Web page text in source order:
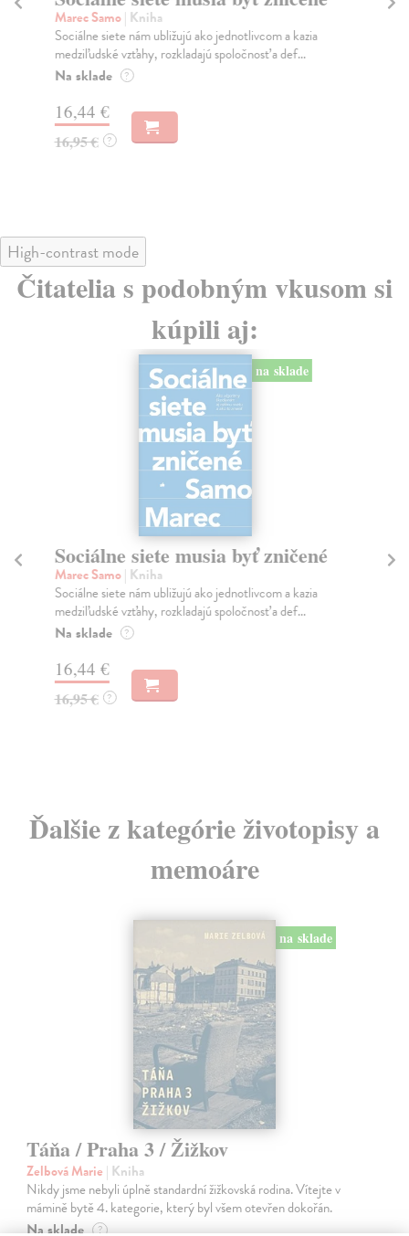
Marec Samo| Kniha
Sociálne siete nám ubližujú ako jednotlivcom a kazia
medziľudské vzťahy, rozkladajú spoločnosť a def...
Na sklade ?
16,44 €
16,95 € ?
High-contrast mode
Čitatelia s podobným vkusom si
kúpili aj:
na sklade
Sociálne siete musia byť zničené
Marec Samo| Kniha
Sociálne siete nám ubližujú ako jednotlivcom a kazia
medziľudské vzťahy, rozkladajú spoločnosť a def...
Na sklade ?
16,44 €
16,95 € ?
Ďalšie z kategórie životopisy a
memoáre
na sklade
Táňa / Praha 3 / Žižkov
Zelbová Marie | Kniha
Nikdy jsme nebyli úplně standardní žižkovská rodina. Vítejte v
mámině bytě 4. kategorie, který byl všem otevřen dokořán.
Na sklade ?